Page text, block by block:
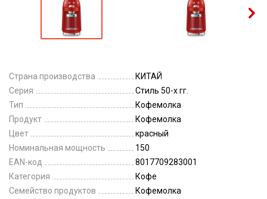
Страна производства
КИТАЙ
Серия
Стиль 50-х гг.
Тип
Кофемолка
Продукт
Кофемолка
Цвет
красный
Номинальная мощность
150
EAN-код
8017709283001
Категория
Кофе
Семейство продуктов
Кофемолка